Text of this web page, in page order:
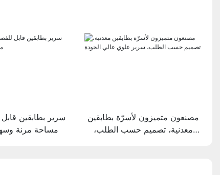
سرير بطابقين قابل
مساحة مرنة
مصنعون متميزون لأسرّة بطابقين
معدنية، تصميم حسب الطلب،